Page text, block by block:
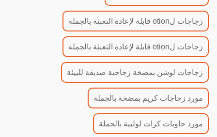
زجاجات لotion قابلة لإعادة التعبئة بالجملة
زجاجات لotion قابلة لإعادة التعبئة بالجملة
زجاجات لوشن بمضخة زجاجية صديقة للبيئة
مورد زجاجات كريم بمضخة بالجملة
مورد حاويات كرات لولبية بالجملة